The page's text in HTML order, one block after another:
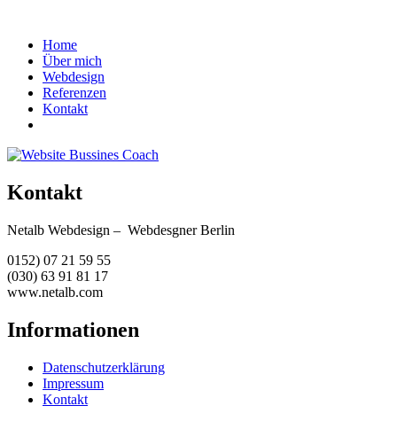
Home
Über mich
Webdesign
Referenzen
Kontakt
Kontakt
Netalb Webdesign – Webdesgner Berlin
0152) 07 21 59 55
(030) 63 91 81 17
www.netalb.com
Informationen
Datenschutzerklärung
Impressum
Kontakt